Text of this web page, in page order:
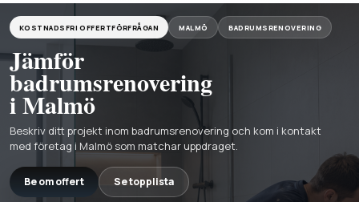
KOSTNADSFRI OFFERTFÖRFRÅGAN MALMÖ BADRUMSRENOVERING
Jämför
badrumsrenovering
i Malmö
Beskriv ditt projekt inom badrumsrenovering och kom i kontakt
med företag i Malmö som matchar uppdraget.
Be om offert Se topplista